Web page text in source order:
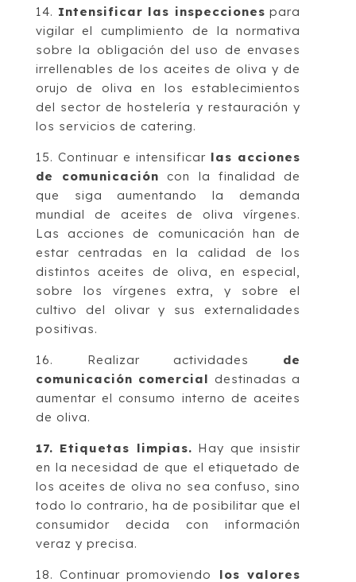
14. Intensificar las inspecciones para
vigilar el cumplimiento de la normativa
sobre la obligación del uso de envases
irrellenables de los aceites de oliva y de
orujo de oliva en los establecimientos
del sector de hostelería y restauración y
los servicios de catering.
15. Continuar e intensificar las acciones
de comunicación con la finalidad de
que siga aumentando la demanda
mundial de aceites de oliva vírgenes.
Las acciones de comunicación han de
estar centradas en la calidad de los
distintos aceites de oliva, en especial,
sobre los vírgenes extra, y sobre el
cultivo del olivar y sus externalidades
positivas.
16. Realizar actividades de
comunicación comercial destinadas a
aumentar el consumo interno de aceites
de oliva.
17. Etiquetas limpias. Hay que insistir
en la necesidad de que el etiquetado de
los aceites de oliva no sea confuso, sino
todo lo contrario, ha de posibilitar que el
consumidor decida con información
veraz y precisa.
18. Continuar promoviendo
los valores